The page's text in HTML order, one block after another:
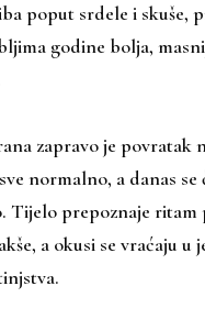
poput srdele i skuše,
godine bolja,
zapravo je povratak
normalno, a danas
Tijelo prepoznaje ritam
a okusi se vraćaju u